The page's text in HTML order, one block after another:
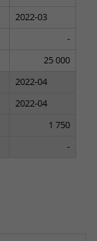
2022-03
-
25 000
2022-04
2022-04
1 750
-